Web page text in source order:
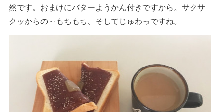
然です。おまけにバターようかん付きですから。サクサ
クッからの～もちもち、そしてじゅわっですね。